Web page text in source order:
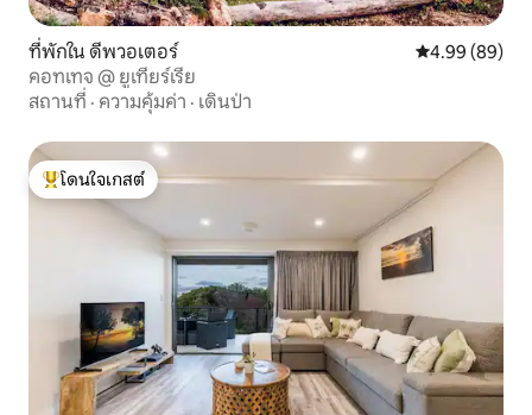
ที่พักใน ดีพวอเตอร์ คะแนนเฉลี่ย
4.99 (89)
คอทเทจ @ ยูเทียร์เรีย
สถานที่ · ความคุ้มค่า · เดินป่า
โดนใจเกสต์ที่สุด
โดนใจเกสต์